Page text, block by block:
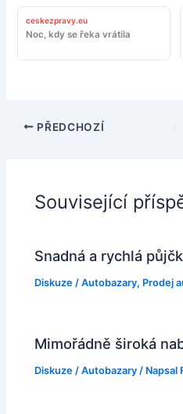
ceskezpravy.eu
Noc, kdy se řeka vrátila
PŘEDCHOZÍ
Související
Snadná a rychlá
Diskuze /Autobazary, Prodej
Mimořádně široká
Diskuze /Autobazary / Napsal